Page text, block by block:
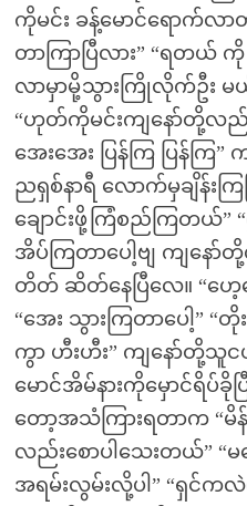
ကိုမင်း ခန့်မောင်ရောက်လာ
တာကြာပြီလား” “ရတယ် ကို
လာမှာမို့သွားကြိုလိုက်ဦး မ
“ဟုတ်ကိုမင်းကျနော်တို့လည်းပ
အေးအေး ပြန်ကြ ပြန်ကြ”
ညရှစ်နာရီ လောက်မှချိန်းက
ချောင်းဖို့ကြံစည်ကြတယ်”
အိပ်ကြတာပေါ့ဗျ ကျနော်
တိတ် ဆိတ်နေပြီလေ။ “ဟေ့
“အေး သွားကြတာပေါ့” “
ကွာ ဟီးဟီး” ကျနော်တို့သူင
မောင်အိမ်နားကိုမှောင်ရိပ်ခို
တော့အသံကြားရတာက “မိ
လည်းစောပါသေးတယ်” “မ
အရမ်းလွမ်းလို့ပါ” “ရှင်က